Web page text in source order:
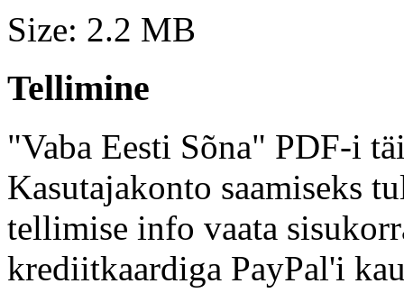
Size: 2.2 MB
Tellimine
"Vaba Eesti Sõna" PDF-i
Kasutajakonto saamiseks
tellimise info vaata
krediitkaardiga PayPal'i